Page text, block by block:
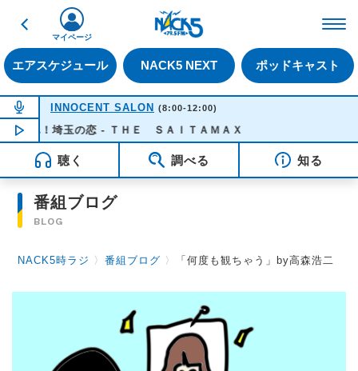
戻る
エアスケジュール NACK5 NEXT ポッドキャスト
マイページ
NOW ON AIR
INNOCENT SALON (8:00-12:00)
NOW PLAYING 10:35
走れ！埼玉の恋 - ＴＨＥ ＳＡＩＴＡＭＡＸ
聴く 調べる 知る
番組ブログ
BLOG
NACK5時ラジ 〉番組ブログ 〉 「何度も観ちゃう」by高森浩二